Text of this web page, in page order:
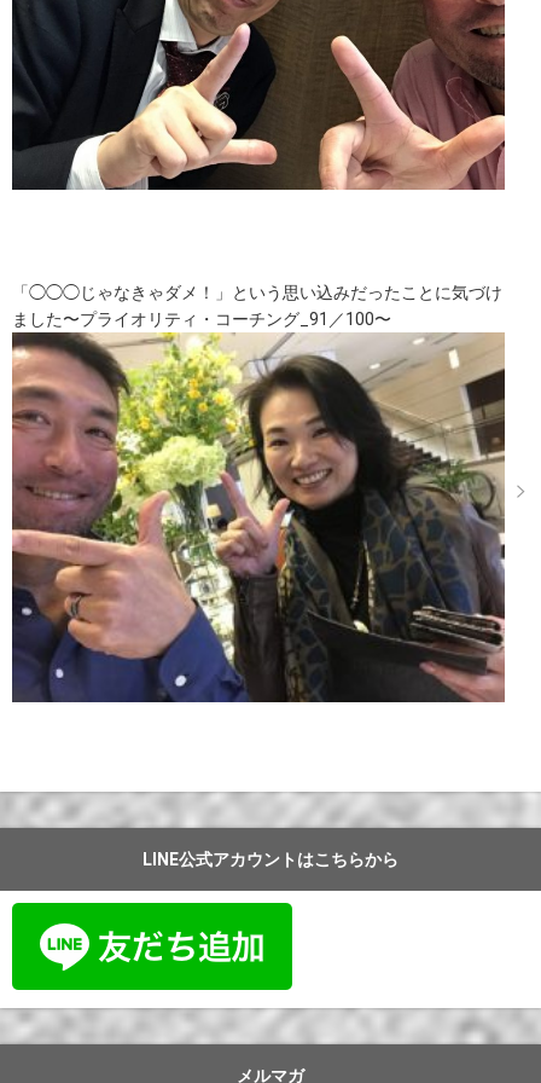
「◯◯◯じゃなきゃダメ！」という思い込みだったことに気づけ
ました〜プライオリティ・コーチング_91／100〜
LINE公式アカウントはこちらから
メルマガ